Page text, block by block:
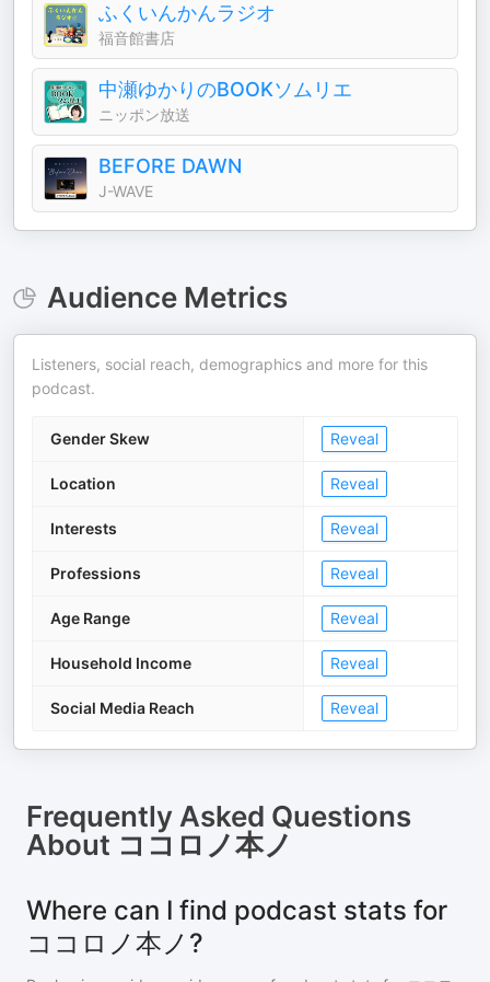
ふくいんかんラジオ
福音館書店
中瀬ゆかりのBOOKソムリエ
ニッポン放送
BEFORE DAWN
J-WAVE
Audience Metrics
Listeners, social reach, demographics and more for this
podcast.
Gender Skew Reveal
Location Reveal
Interests Reveal
Professions Reveal
Age Range Reveal
Household Income Reveal
Social Media Reach Reveal
Frequently Asked Questions
About ココロノ本ノ
Where can I find podcast stats for
ココロノ本ノ?